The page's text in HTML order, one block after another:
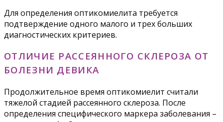
Для определения оптикомиелита требуется
подтверждение одного малого и трех больших
диагностических критериев.
ОТЛИЧИЕ РАССЕЯННОГО СКЛЕРОЗА ОТ
БОЛЕЗНИ ДЕВИКА
Продолжительное время оптикомиелит считали
тяжелой стадией рассеянного склероза. После
определения специфического маркера заболевания –